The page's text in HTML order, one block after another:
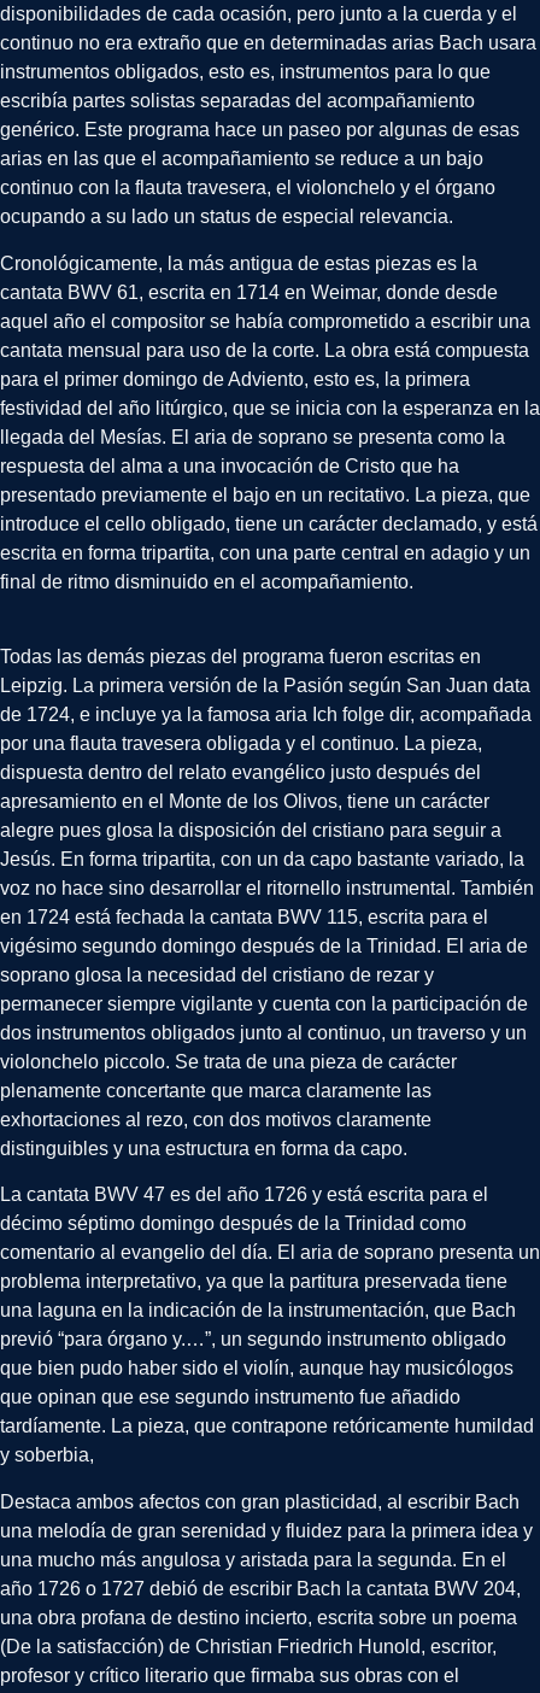
disponibilidades de cada ocasión, pero junto a la cuerda y el
continuo no era extraño que en determinadas arias Bach usara
instrumentos obligados, esto es, instrumentos para lo que
escribía partes solistas separadas del acompañamiento
genérico. Este programa hace un paseo por algunas de esas
arias en las que el acompañamiento se reduce a un bajo
continuo con la flauta travesera, el violonchelo y el órgano
ocupando a su lado un status de especial relevancia.
Cronológicamente, la más antigua de estas piezas es la
cantata BWV 61, escrita en 1714 en Weimar, donde desde
aquel año el compositor se había comprometido a escribir una
cantata mensual para uso de la corte. La obra está compuesta
para el primer domingo de Adviento, esto es, la primera
festividad del año litúrgico, que se inicia con la esperanza en la
llegada del Mesías. El aria de soprano se presenta como la
respuesta del alma a una invocación de Cristo que ha
presentado previamente el bajo en un recitativo. La pieza, que
introduce el cello obligado, tiene un carácter declamado, y está
escrita en forma tripartita, con una parte central en adagio y un
final de ritmo disminuido en el acompañamiento.
Todas las demás piezas del programa fueron escritas en
Leipzig. La primera versión de la Pasión según San Juan data
de 1724, e incluye ya la famosa aria Ich folge dir, acompañada
por una flauta travesera obligada y el continuo. La pieza,
dispuesta dentro del relato evangélico justo después del
apresamiento en el Monte de los Olivos, tiene un carácter
alegre pues glosa la disposición del cristiano para seguir a
Jesús. En forma tripartita, con un da capo bastante variado, la
voz no hace sino desarrollar el ritornello instrumental. También
en 1724 está fechada la cantata BWV 115, escrita para el
vigésimo segundo domingo después de la Trinidad. El aria de
soprano glosa la necesidad del cristiano de rezar y
permanecer siempre vigilante y cuenta con la participación de
dos instrumentos obligados junto al continuo, un traverso y un
violonchelo piccolo. Se trata de una pieza de carácter
plenamente concertante que marca claramente las
exhortaciones al rezo, con dos motivos claramente
distinguibles y una estructura en forma da capo.
La cantata BWV 47 es del año 1726 y está escrita para el
décimo séptimo domingo después de la Trinidad como
comentario al evangelio del día. El aria de soprano presenta un
problema interpretativo, ya que la partitura preservada tiene
una laguna en la indicación de la instrumentación, que Bach
previó “para órgano y.…”, un segundo instrumento obligado
que bien pudo haber sido el violín, aunque hay musicólogos
que opinan que ese segundo instrumento fue añadido
tardíamente. La pieza, que contrapone retóricamente humildad
y soberbia,
Destaca ambos afectos con gran plasticidad, al escribir Bach
una melodía de gran serenidad y fluidez para la primera idea y
una mucho más angulosa y aristada para la segunda. En el
año 1726 o 1727 debió de escribir Bach la cantata BWV 204,
una obra profana de destino incierto, escrita sobre un poema
(De la satisfacción) de Christian Friedrich Hunold, escritor,
profesor y crítico literario que firmaba sus obras con el